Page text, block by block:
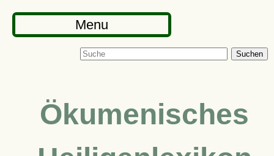
Menu
Suchen
Ökumenisches